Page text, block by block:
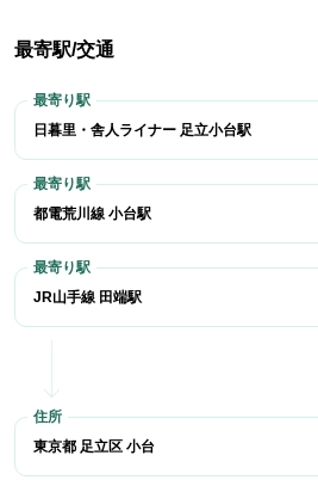
最寄駅/交通
日暮里・舎人ライナー 足立小台駅
都電荒川線 小台駅
JR山手線 田端駅
東京都 足立区 小台